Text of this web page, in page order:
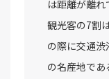
は距離が離
観光客の7割
の際に交通渋
の名産地で